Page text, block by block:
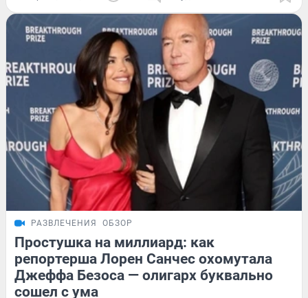
РАЗВЛЕЧЕНИЯ ОБЗОР
Простушка на миллиард: как
репортерша Лорен Санчес охомутала
Джеффа Безоса — олигарх буквально
сошел с ума